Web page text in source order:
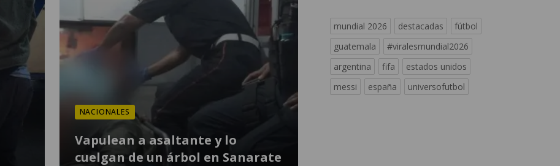
NACIONALES
Vapulean a asaltante y lo
cuelgan de un árbol en Sanarate
mundial 2026 destacadas
fútbol
guatemala
#viralesmundial2026
argentina
fifa
estados unidos
messi
españa universofutbol